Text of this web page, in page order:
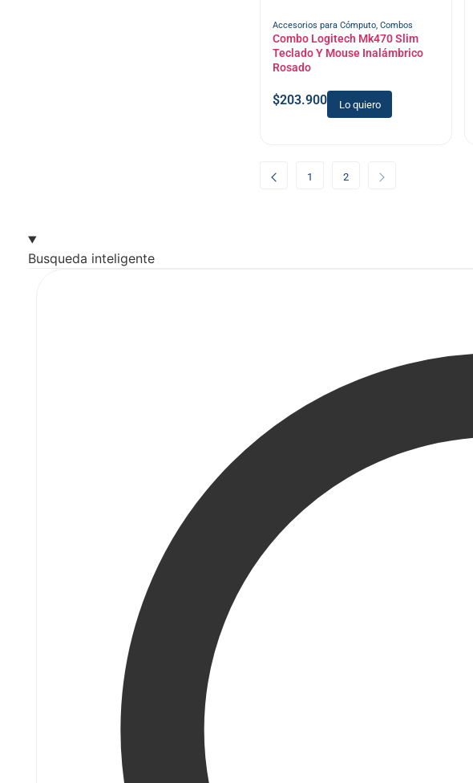
Accesorios para Cómputo, Combos
Combo Logitech Mk470 Slim
Teclado Y Mouse Inalámbrico
Rosado
$203.900 Lo quiero
1 2
Busqueda inteligente